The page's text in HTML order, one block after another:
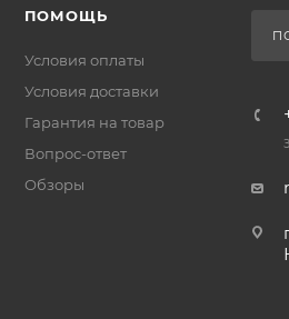
ПОМОЩЬ
Условия оплаты
Условия доставки
Гарантия на товар
Вопрос-ответ
Обзоры